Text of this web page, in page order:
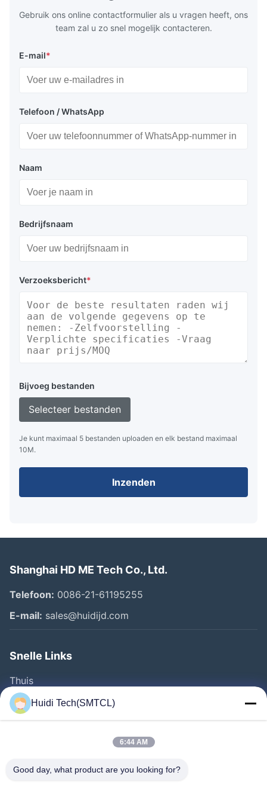
Gebruik ons online contactformulier als u vragen heeft, ons
team zal u zo snel mogelijk contacteren.
E-mail*
Telefoon / WhatsApp
Naam
Bedrijfsnaam
Verzoeksbericht*
Bijvoeg bestanden
Selecteer bestanden
Je kunt maximaal 5 bestanden uploaden en elk bestand maximaal
10M.
Inzenden
Shanghai HD ME Tech Co., Ltd.
Telefoon: 0086-21-61195255
E-mail: sales@huidijd.com
Snelle Links
Thuis
Producten
Videos
Fabrieksreis
Huidi Tech(SMTCL)
6:44 AM
Good day, what product are you looking for?